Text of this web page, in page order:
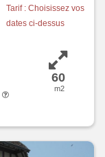
Tarif : Choisissez vos
dates ci-dessus
60
m2